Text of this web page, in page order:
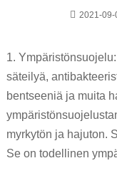
2021-09-
1.
säteilyä,
bentseeniä ja muita
myrkytön ja hajuton.
Se on todellinen